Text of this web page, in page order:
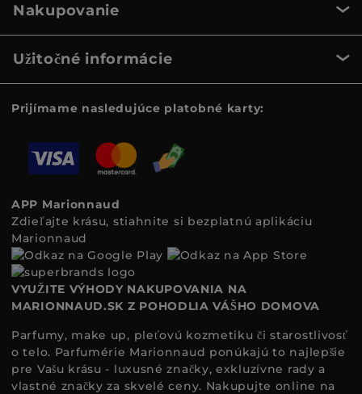
Nakupovanie
Užitočné informácie
Prijímame nasledujúce platobné karty:
APP Marionnaud
Zdieľajte krásu, stiahnite si bezplatnú aplikáciu
Marionnaud
VYUŽITE VÝHODY NAKUPOVANIA NA
MARIONNAUD.SK Z POHODLIA VÁŠHO DOMOVA
Parfumy, make up, pleťovú kozmetiku či starostlivosť
o telo. Parfumérie Marionnaud ponúkajú to najlepšie
pre Vašu krásu - luxusné značky, exkluzívne rady a
vlastné značky za skvelé ceny. Nakupujte online na